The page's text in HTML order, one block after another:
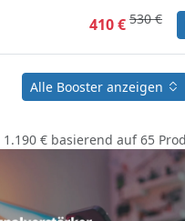
410 € 530 €
Alle Booster anzeigen
1.190 € basierend auf65